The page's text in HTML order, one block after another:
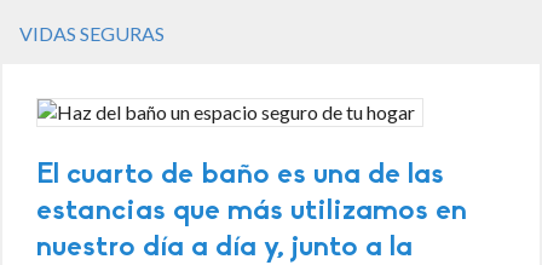
VIDAS SEGURAS
El cuarto de baño es una de las
estancias que más utilizamos en
nuestro día a día y, junto a la